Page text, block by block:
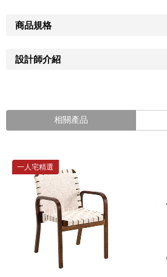
商品規格
設計師介紹
相關產品
一人宅精選